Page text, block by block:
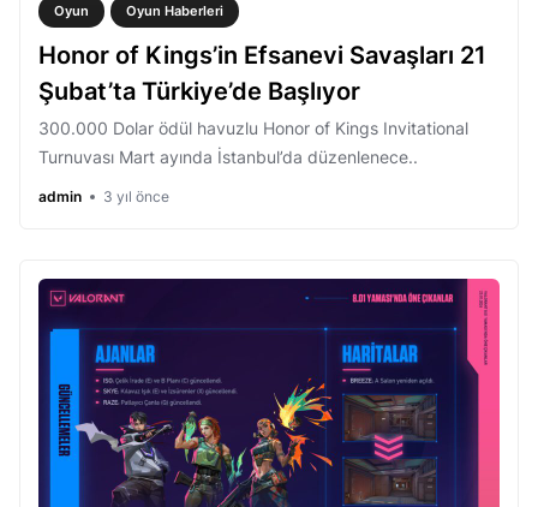
Oyun Oyun Haberleri
Honor of Kings’in Efsanevi Savaşları 21
Şubat’ta Türkiye’de Başlıyor
300.000 Dolar ödül havuzlu Honor of Kings Invitational
Turnuvası Mart ayında İstanbul’da düzenlenece..
admin 3 yıl önce